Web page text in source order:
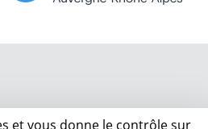
et vous donne le contrôle sur